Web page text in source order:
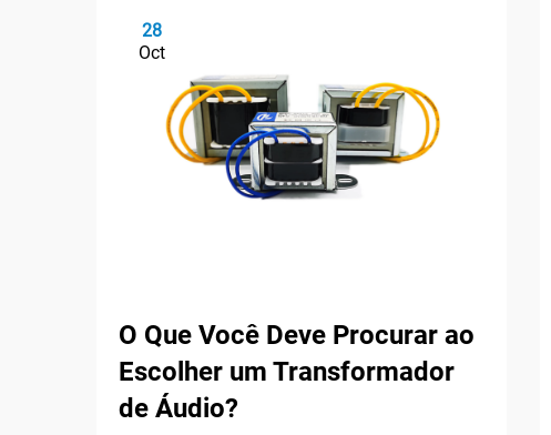
28
Oct
O Que Você Deve Procurar ao
Escolher um Transformador
de Áudio?